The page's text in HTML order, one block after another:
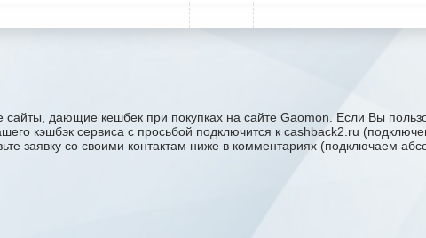
дающие кешбек при покупках на сайте Gaomon. Если Вы
кэшбэк сервиса с проcьбой подключится к cashback2.ru
заявку со своими контактам ниже в комментариях (подключаем